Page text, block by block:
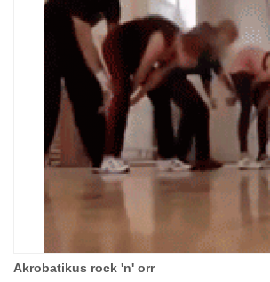
Akrobatikus rock 'n' orr